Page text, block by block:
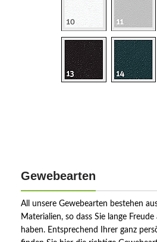
Gewebearten
All unsere Gewebearten bestehen
Materialien, so dass Sie lange
haben. Entsprechend Ihrer ganz